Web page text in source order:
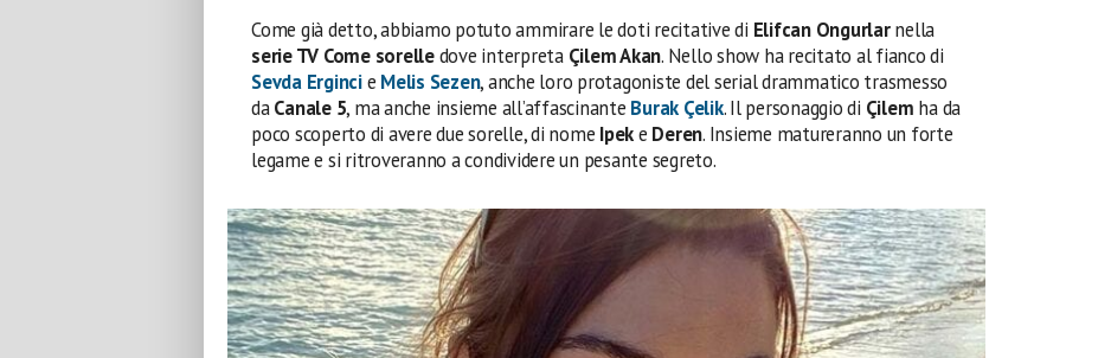
Come già detto, abbiamo potuto ammirare le doti recitative di Elifcan Ongurlarnella
serie TV Come sorelledove interpreta Çilem Akan. Nello show ha recitato al fianco di
Sevda Ergincie Melis Sezen, anche loro protagoniste del serial drammatico trasmesso
daCanale 5, ma anche insieme all’affascinante Burak Çelik. Il personaggio di Çilem ha da
poco scoperto di avere due sorelle, di nome Ipeke Deren. Insieme matureranno un forte
legame e si ritroveranno a condividere un pesante segreto.